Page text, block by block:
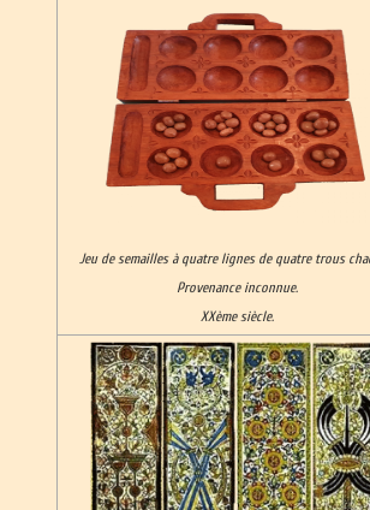
Jeu de semailles à quatre lignes de quatre trous
Provenance inconnue.
XXème siècle.